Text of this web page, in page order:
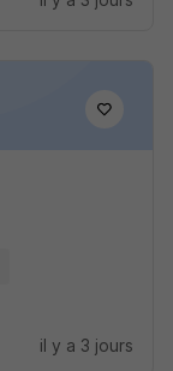
il y a 3 jours